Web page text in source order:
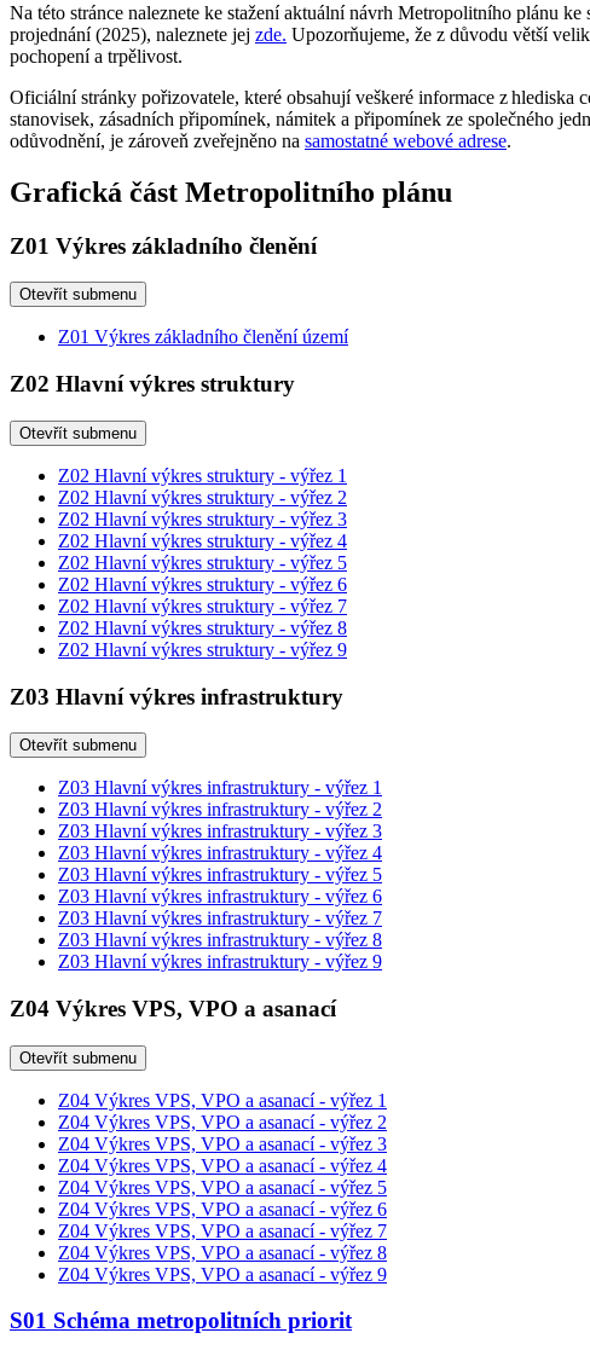
Na této stránce naleznete ke stažení aktuální návrh Metropolitního plánu
projednání (2025), naleznete jej zde. Upozorňujeme, že z důvodu větší
pochopení a trpělivost.
Oficiální stránky pořizovatele, které obsahují veškeré informace z hlediska
stanovisek, zásadních připomínek, námitek a připomínek ze společného
odůvodnění, je zároveň zveřejněno na samostatné webové adrese.
Grafická část Metropolitního plánu
Z01 Výkres základního členění
Otevřít submenu
Z01 Výkres základního členění území
Z02 Hlavní výkres struktury
Otevřít submenu
Z02 Hlavní výkres struktury - výřez 1
Z02 Hlavní výkres struktury - výřez 2
Z02 Hlavní výkres struktury - výřez 3
Z02 Hlavní výkres struktury - výřez 4
Z02 Hlavní výkres struktury - výřez 5
Z02 Hlavní výkres struktury - výřez 6
Z02 Hlavní výkres struktury - výřez 7
Z02 Hlavní výkres struktury - výřez 8
Z02 Hlavní výkres struktury - výřez 9
Z03 Hlavní výkres infrastruktury
Otevřít submenu
Z03 Hlavní výkres infrastruktury - výřez 1
Z03 Hlavní výkres infrastruktury - výřez 2
Z03 Hlavní výkres infrastruktury - výřez 3
Z03 Hlavní výkres infrastruktury - výřez 4
Z03 Hlavní výkres infrastruktury - výřez 5
Z03 Hlavní výkres infrastruktury - výřez 6
Z03 Hlavní výkres infrastruktury - výřez 7
Z03 Hlavní výkres infrastruktury - výřez 8
Z03 Hlavní výkres infrastruktury - výřez 9
Z04 Výkres VPS, VPO a asanací
Otevřít submenu
Z04 Výkres VPS, VPO a asanací - výřez 1
Z04 Výkres VPS, VPO a asanací - výřez 2
Z04 Výkres VPS, VPO a asanací - výřez 3
Z04 Výkres VPS, VPO a asanací - výřez 4
Z04 Výkres VPS, VPO a asanací - výřez 5
Z04 Výkres VPS, VPO a asanací - výřez 6
Z04 Výkres VPS, VPO a asanací - výřez 7
Z04 Výkres VPS, VPO a asanací - výřez 8
Z04 Výkres VPS, VPO a asanací - výřez 9
S01 Schéma metropolitních priorit